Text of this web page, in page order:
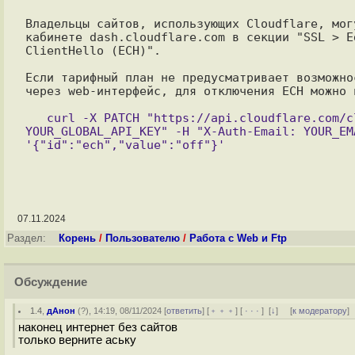
Владельцы сайтов, использующих Cloudflare,
кабинете dash.cloudflare.com в секции "SSL
ClientHello (ECH)".
Если тарифный план не предусматривает
через web-интерфейс, для отключения ECH
YOUR_GLOBAL_API_KEY" -H "X-Auth-Email:
07.11.2024
Раздел: Корень / Пользователю / Работа с Web и Ftp
Обсуждение
1.4 дАнон (?), 14:19, 08/11/2024 [ответить] [ ﹢﹢﹢] [ · · ·][↓] [к модератору]
наконец интернет без сайтов
только верните аську